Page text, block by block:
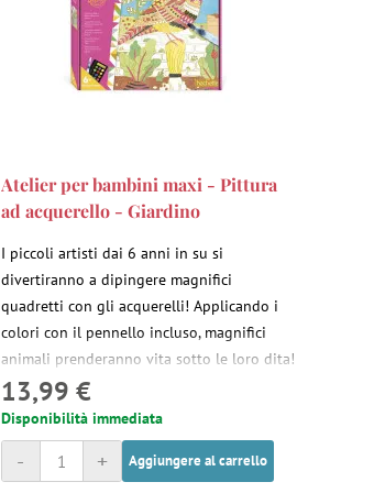
Atelier per bambini maxi - Pittura
ad acquerello - Giardino
I piccoli artisti dai 6 anni in su si
divertiranno a dipingere magnifici
quadretti con gli acquerelli! Applicando i
colori con il pennello incluso, magnifici
animali prenderanno vita sotto le loro dita!
13,99 €
Disponibilità immediata
+
- Aggiungere al carrello